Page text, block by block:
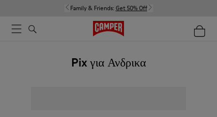
Family & Friends: Get 50% Off
Pix για Ανδρικα